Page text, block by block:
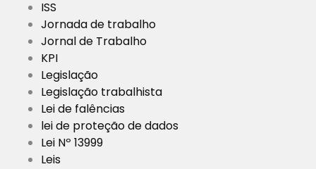
ISS
Jornada de trabalho
Jornal de Trabalho
KPI
Legislação
Legislação trabalhista
Lei de falências
lei de proteção de dados
Lei Nº 13999
Leis